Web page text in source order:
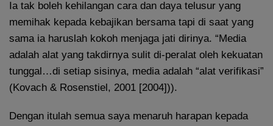
Ia tak boleh kehilangan cara dan daya telusur yang
memihak kepada kebajikan bersama tapi di saat yang
sama ia haruslah kokoh menjaga jati dirinya. “Media
adalah alat yang takdirnya sulit di-peralat oleh kekuatan
tunggal…di setiap sisinya, media adalah “alat verifikasi”
(Kovach & Rosenstiel, 2001 [2004])).
Dengan itulah semua saya menaruh harapan kepada